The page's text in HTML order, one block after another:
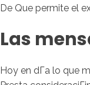
De Que permite el
Las
Hoy en dГ­a lo que